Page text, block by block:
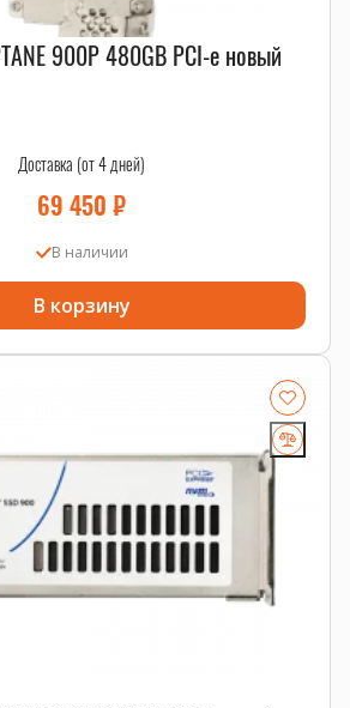
900P 480GB PCI-e новый
Доставка (от 4 дней)
69 450 ₽
В наличии
В корзину